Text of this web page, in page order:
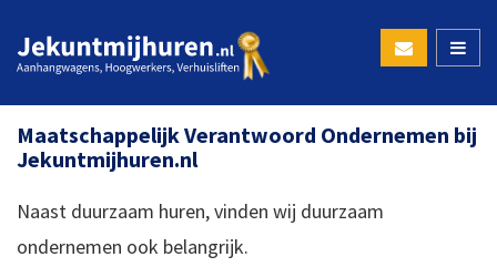
Maatschappelijk Verantwoord Ondernemen bij
Jekuntmijhuren.nl
Naast duurzaam huren, vinden wij duurzaam
ondernemen ook belangrijk.